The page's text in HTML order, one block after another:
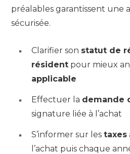
préalables garantissent une
sécurisée.
Clarifier son statut de
résident pour mieux
applicable
Effectuer la demande
signature liée à l’achat
S’informer sur les taxes
l’achat puis chaque